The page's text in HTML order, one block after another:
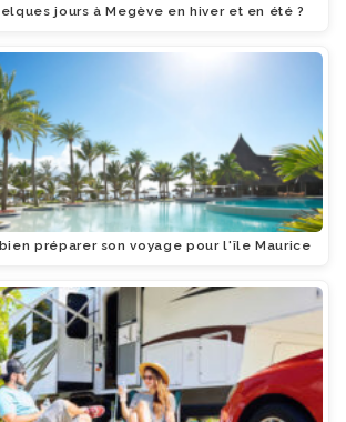
jours à Megève en hiver et en été ?
préparer son voyage pour l'île Maurice